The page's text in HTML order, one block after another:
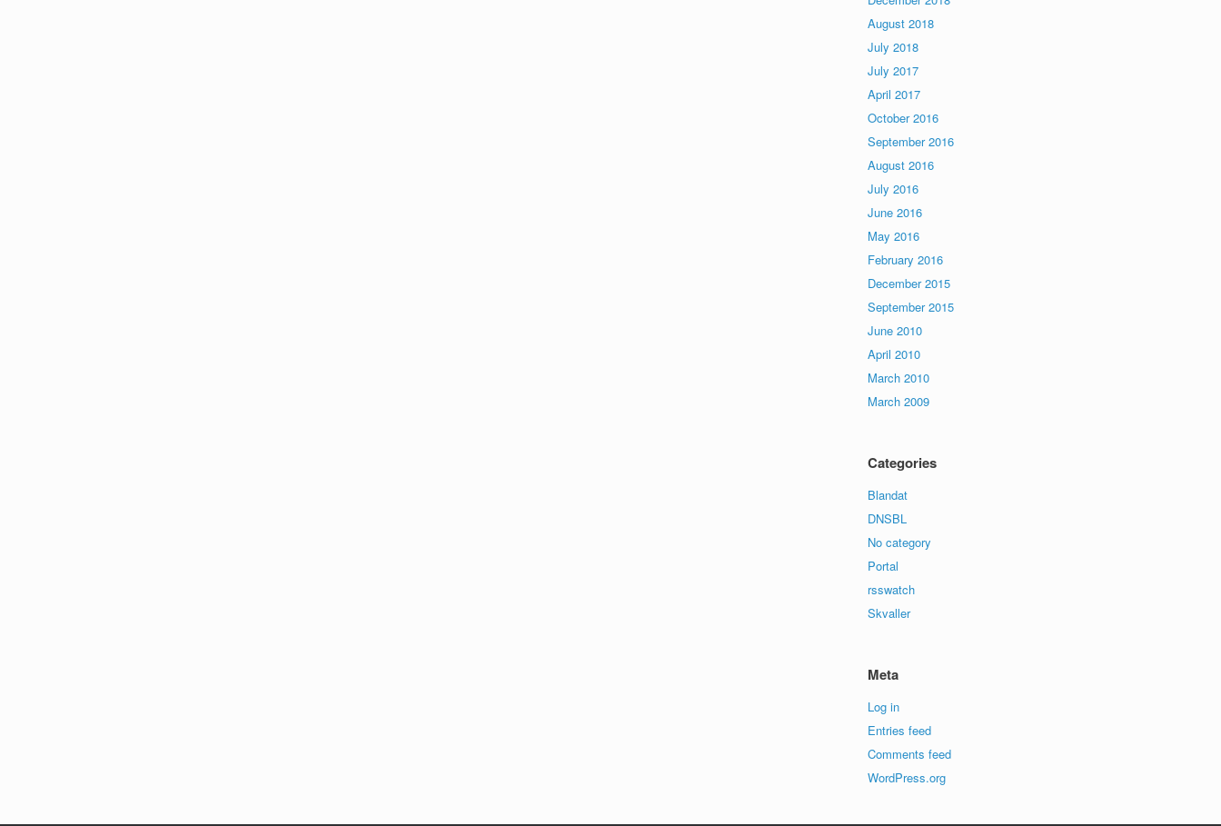
August 2018
July 2018
July 2017
April 2017
October 2016
September 2016
August 2016
July 2016
June 2016
May 2016
February 2016
December 2015
September 2015
June 2010
April 2010
March 2010
March 2009
Categories
Blandat
DNSBL
No category
Portal
rsswatch
Skvaller
Meta
Log in
Entries feed
Comments feed
WordPress.org